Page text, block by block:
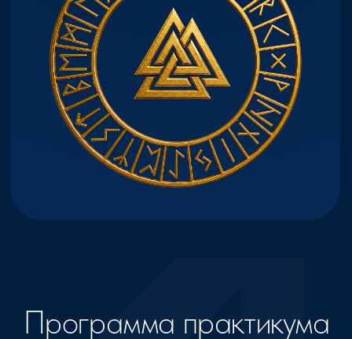
Мы освоим практическое применение
рун для личных трансформаций
и достижения целей.
Мы исследуем влияние северных
традиций на руническую магию
и научимся интегрировать их в свою
Урок 5: «Зов Севера»